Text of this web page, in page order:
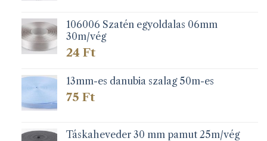
106006 Szatén egyoldalas 06mm
30m/vég
24 Ft
13mm-es danubia szalag 50m-es
75 Ft
Táskaheveder 30 mm pamut 25m/vég